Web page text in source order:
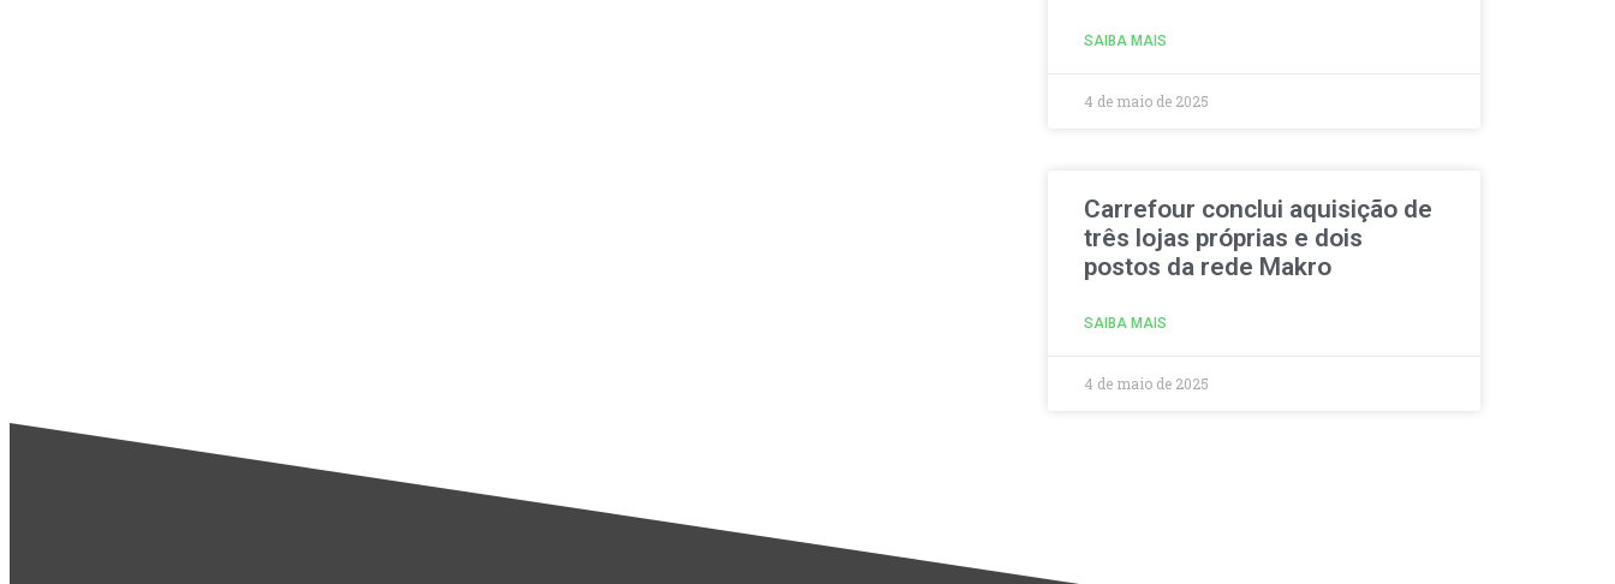
SAIBA MAIS
4 de maio de 2025
Carrefour conclui aquisição de
três lojas próprias e dois
postos da rede Makro
SAIBA MAIS
4 de maio de 2025